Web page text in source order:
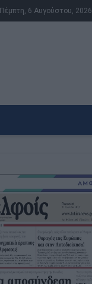
Πέμπτη, 6 Αυγούστου, 2026